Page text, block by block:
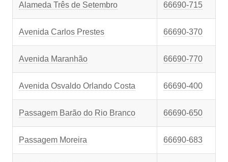
Alameda Três de Setembro 66690-715
Avenida Carlos Prestes 66690-370
Avenida Maranhão 66690-770
Avenida Osvaldo Orlando Costa 66690-400
Passagem Barão do Rio Branco 66690-650
Passagem Moreira 66690-683